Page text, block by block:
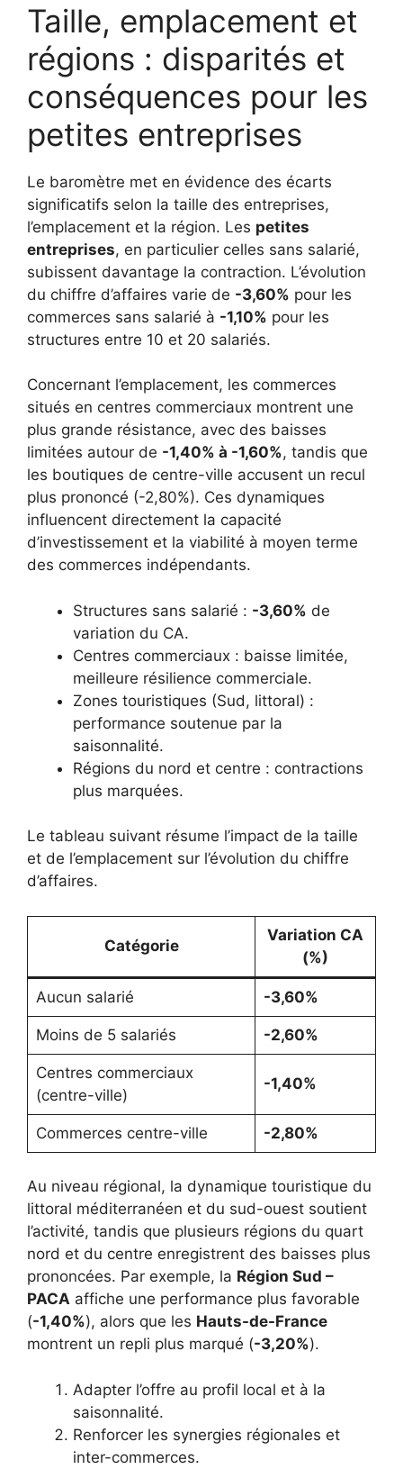
Taille, emplacement et
régions : disparités et
conséquences pour les
petites entreprises
Le baromètre met en évidence des écarts
significatifs selon la taille des entreprises,
l’emplacement et la région. Les petites
entreprises, en particulier celles sans salarié,
subissent davantage la contraction. L’évolution
du chiffre d’affaires varie de -3,60% pour les
commerces sans salarié à -1,10% pour les
structures entre 10 et 20 salariés.
Concernant l’emplacement, les commerces
situés en centres commerciaux montrent une
plus grande résistance, avec des baisses
limitées autour de -1,40% à -1,60%, tandis que
les boutiques de centre-ville accusent un recul
plus prononcé (-2,80%). Ces dynamiques
influencent directement la capacité
d’investissement et la viabilité à moyen terme
des commerces indépendants.
Structures sans salarié : -3,60% de
variation du CA.
Centres commerciaux : baisse limitée,
meilleure résilience commerciale.
Zones touristiques (Sud, littoral) :
performance soutenue par la
saisonnalité.
Régions du nord et centre : contractions
plus marquées.
Le tableau suivant résume l’impact de la taille
et de l’emplacement sur l’évolution du chiffre
d’affaires.
Catégorie
Variation CA
(%)
Aucun salarié -3,60%
Moins de 5 salariés -2,60%
Centres commerciaux
(centre-ville)
-1,40%
Commerces centre-ville -2,80%
Au niveau régional, la dynamique touristique du
littoral méditerranéen et du sud-ouest soutient
l’activité, tandis que plusieurs régions du quart
nord et du centre enregistrent des baisses plus
prononcées. Par exemple, la Région Sud –
PACA affiche une performance plus favorable
(-1,40%), alors que les Hauts-de-France
montrent un repli plus marqué (-3,20%).
Adapter l’offre au profil local et à la
saisonnalité.
Renforcer les synergies régionales et
inter-commerces.